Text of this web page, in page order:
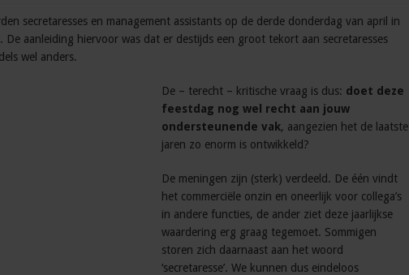
secretaresses en management assistants op de derde donderdag van april in
De aanleiding hiervoor was dat er destijds een groot tekort aan secretaresses
wel anders.
De – terecht – kritische vraag is dus: doet deze
feestdag nog wel recht aan jouw
ondersteunende vak, aangezien het de laatste
jaren zo enorm is ontwikkeld?
De meningen zijn (sterk) verdeeld. De één vindt
het commerciële onzin en oneerlijk voor collega’s
in andere functies, de ander ziet deze jaarlijkse
waardering erg graag tegemoet. Sommigen
storen zich daarnaast aan het woord
‘secretaresse’. We kunnen dus eindeloos